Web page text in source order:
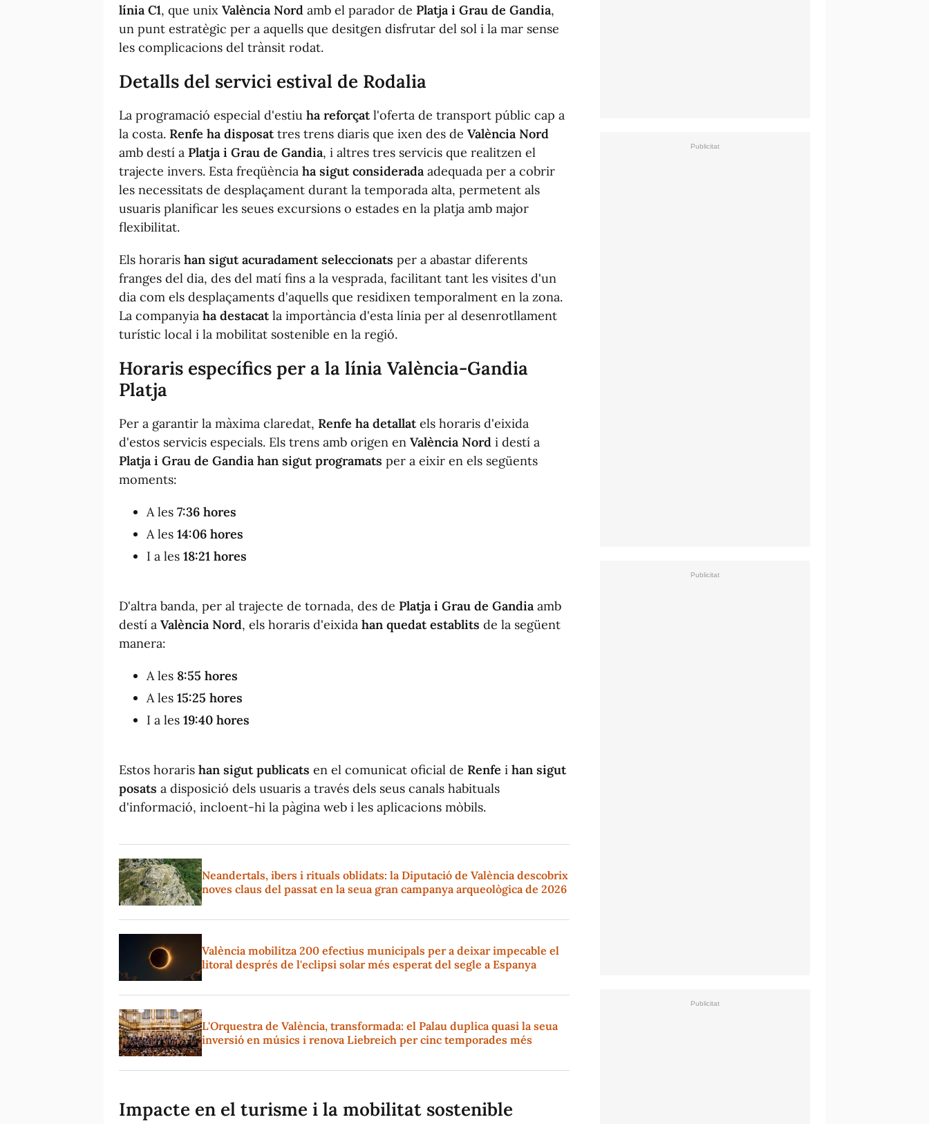
línia C1, que unix València Nord amb el parador de Platja i Grau de Gandia,
un punt estratègic per a aquells que desitgen disfrutar del sol i la mar sense
les complicacions del trànsit rodat.
Detalls del servici estival de Rodalia
La programació especial d'estiu ha reforçatl'oferta de transport públic cap a
la costa. Renfe ha disposattres trens diaris que ixen des de València Nord
amb destí a Platja i Grau de Gandia, i altres tres servicis que realitzen el
trajecte invers. Esta freqüència ha sigut considerada adequada per a cobrir
les necessitats de desplaçament durant la temporada alta, permetent als
usuaris planificar les seues excursions o estades en la platja amb major
flexibilitat.
Els horaris han sigut acuradament seleccionats per a abastar diferents
franges del dia, des del matí fins a la vesprada, facilitant tant les visites d'un
dia com els desplaçaments d'aquells que residixen temporalment en la zona.
La companyia ha destacatla importància d'esta línia per al desenrotllament
turístic local i la mobilitat sostenible en la regió.
Horaris específics per a la línia València-Gandia
Platja
Per a garantir la màxima claredat, Renfe ha detallatels horaris d'eixida
d'estos servicis especials. Els trens amb origen en València Nord i destí a
Platja i Grau de Gandia han sigut programats per a eixir en els següents
moments:
A les 7:36 hores
A les 14:06 hores
I a les 18:21 hores
D'altra banda, per al trajecte de tornada, des de Platja i Grau de Gandia amb
destí a València Nord, els horaris d'eixida han quedat establits de la següent
manera:
A les 8:55 hores
A les 15:25 hores
I a les 19:40 hores
Estos horaris han sigut publicats en el comunicat oficial de Renfe i han sigut
posats a disposició dels usuaris a través dels seus canals habituals
d'informació, incloent-hi la pàgina web i les aplicacions mòbils.
Neandertals, ibers i rituals oblidats: la Diputació de València descobrix
noves claus del passat en la seua gran campanya arqueològica de 2026
València mobilitza 200 efectius municipals per a deixar impecable el
litoral després de l'eclipsi solar més esperat del segle a Espanya
L'Orquestra de València, transformada: el Palau duplica quasi la seua
inversió en músics i renova Liebreich per cinc temporades més
Impacte en el turisme i la mobilitat sostenible